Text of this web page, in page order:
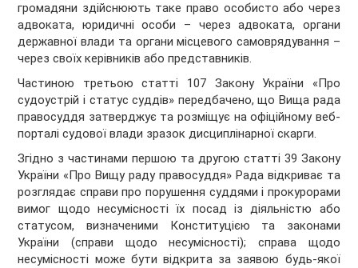
громадяни здійснюють таке право особисто або через
адвоката, юридичні особи – через адвоката, органи
державної влади та органи місцевого самоврядування –
через своїх керівників або представників.
Частиною третьою статті 107 Закону України «Про
судоустрій і статус суддів» передбачено, що Вища рада
правосуддя затверджує та розміщує на офіційному веб-
порталі судової влади зразок дисциплінарної скарги.
Згідно з частинами першою та другою статті 39 Закону
України «Про Вищу раду правосуддя» Рада відкриває та
розглядає справи про порушення суддями і прокурорами
вимог щодо несумісності їх посад із діяльністю або
статусом, визначеними Конституцією та законами
України (справи щодо несумісності); справа щодо
несумісності може бути відкрита за заявою будь-якої